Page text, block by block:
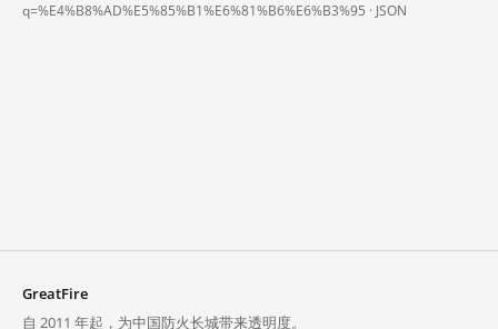
q=%E4%B8%AD%E5%85%B1%E6%81%B6%E6%B3%95 · JSON
GreatFire
自 2011 年起，为中国防火长城带来透明度。